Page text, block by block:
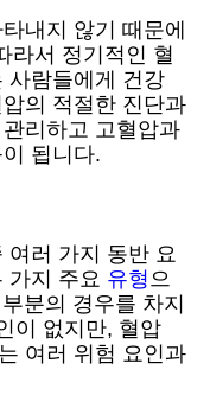
내지 않기 때문에
라서 정기적인 혈
사람들에게 건강
의 적절한 진단과
리하고 고혈압과
됩니다.
여러 가지 동반 요
가지 주요 유형으
분의 경우를 차지
이 없지만, 혈압
여러 위험 요인과